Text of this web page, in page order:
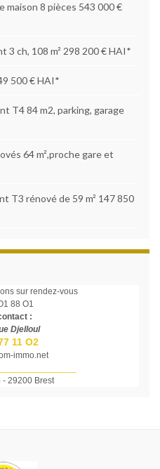
maison 8 pièces 543 000 €
3 ch, 108 m² 298 200 € HAI*
500 € HAI*
T4 84 m2, parking, garage
64 m²,proche gare et
T3 rénové de 59 m² 147 850
sur rendez-vous
88 O1
:
Djelloul
11 O2
immo.net
- 29200 Brest